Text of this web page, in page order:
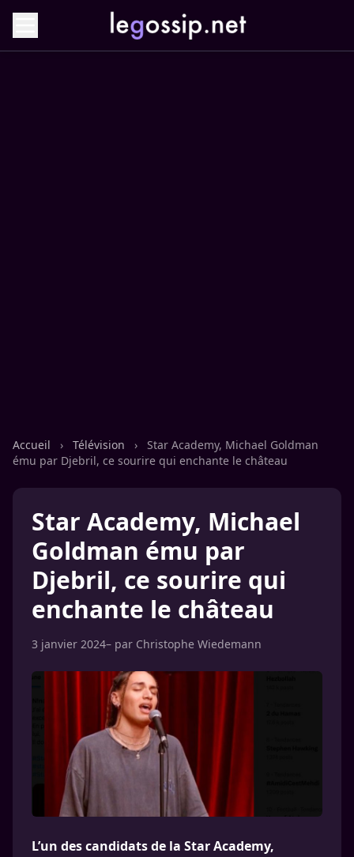
Accueil › Télévision ›
Star Academy, Michael Goldman
ému par Djebril, ce sourire qui enchante le château
Star Academy, Michael
Goldman ému par
Djebril, ce sourire qui
enchante le château
3 janvier 2024– par Christophe Wiedemann
L’un des candidats de la Star Academy,